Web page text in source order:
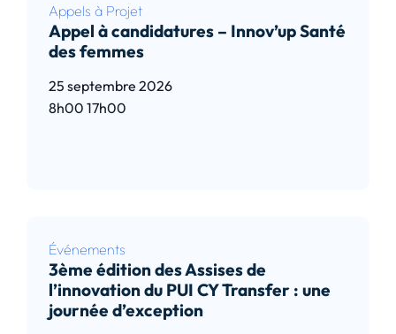
Appels à Projet
Appel à candidatures – Innov’up Santé
des femmes
25 septembre 2026
8h00 17h00
Événements
3ème édition des Assises de
l’innovation du PUI CY Transfer : une
journée d’exception